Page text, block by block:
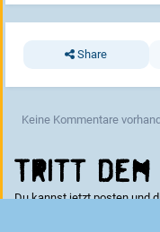
Share
Keine Kommentare
Tritt dem
Du kannst jetzt posten und